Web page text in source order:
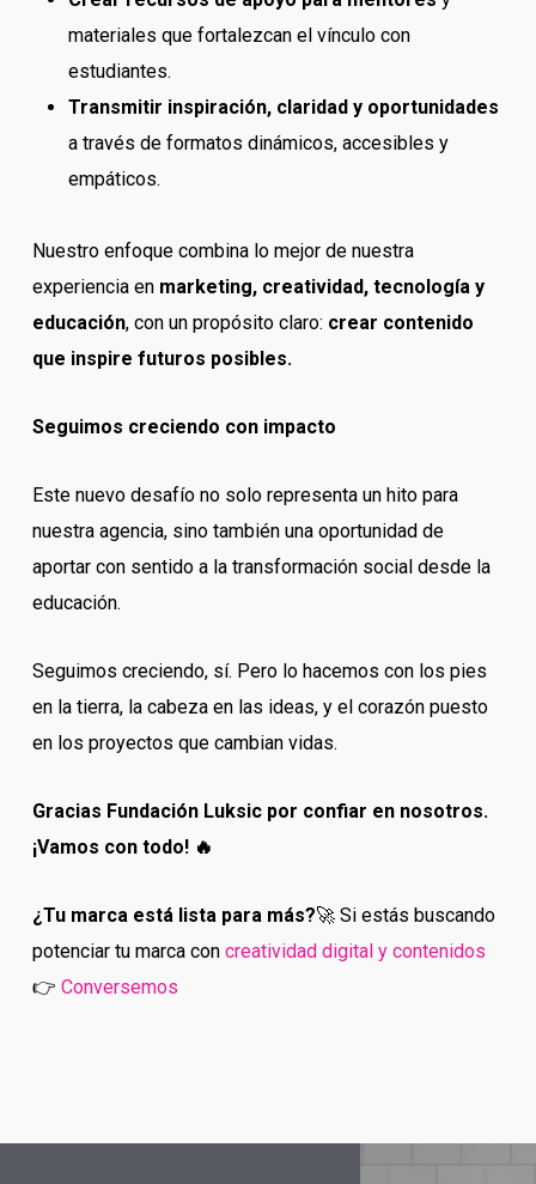
materiales que fortalezcan el vínculo con
estudiantes.
Transmitir inspiración, claridad y oportunidades
a través de formatos dinámicos, accesibles y
empáticos.
Nuestro enfoque combina lo mejor de nuestra
experiencia en marketing, creatividad, tecnología y
educación, con un propósito claro: crear contenido
que inspire futuros posibles.
Seguimos creciendo con impacto
Este nuevo desafío no solo representa un hito para
nuestra agencia, sino también una oportunidad de
aportar con sentido a la transformación social desde la
educación.
Seguimos creciendo, sí. Pero lo hacemos con los pies
en la tierra, la cabeza en las ideas, y el corazón puesto
en los proyectos que cambian vidas.
Gracias Fundación Luksic por confiar en nosotros.
¡Vamos con todo! 🔥
¿Tu marca está lista para más?🚀 Si estás buscando
potenciar tu marca con creatividad digital y contenidos
👉 Conversemos